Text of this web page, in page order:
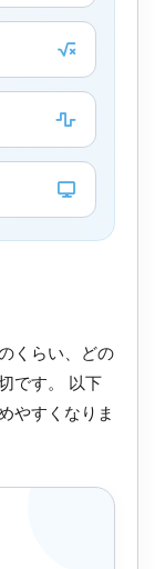
くらい、どの
です。 以下
やすくなりま